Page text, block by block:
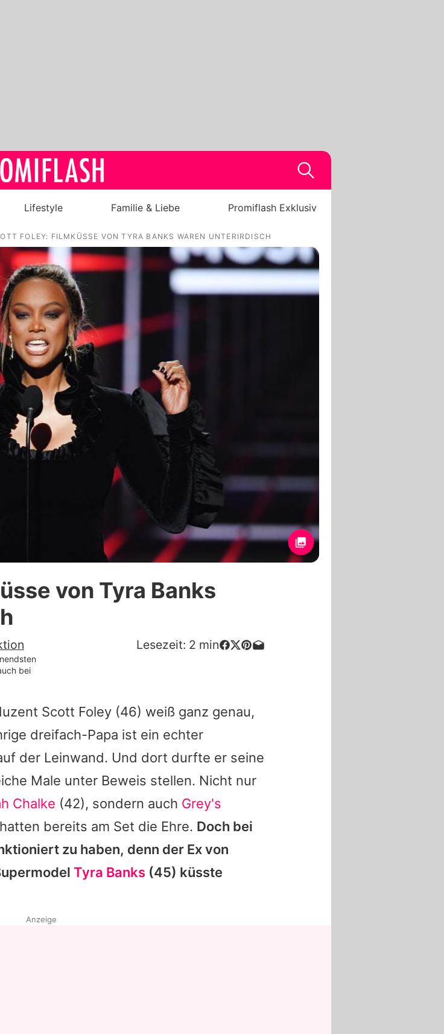
Royals
Stars
Filme & Serien
Lifestyle
Familie & Liebe
Exklusiv
auf Promiflash
Jobs
App runterladen
Richtlinien
Utiq verwalten
Lifestyle Familie & Liebe Promiflash Exklusiv
FOLEY: FILMKÜSSE VON TYRA BANKS WAREN UNTERIRDISCH
von Tyra Banks
Lesezeit: 2 min
bei
Scott Foley (46) weiß ganz genau,
dreifach-Papa ist ein echter
der Leinwand. Und dort durfte er seine
Male unter Beweis stellen. Nicht nur
Chalke (42), sondern auch Grey's
bereits am Set die Ehre. Doch bei
zu haben, denn der Ex von
Tyra Banks (45) küsste
Anzeige